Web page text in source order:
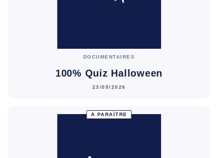
DOCUMENTAIRES
100% Quiz Halloween
23/09/2026
À PARAÎTRE